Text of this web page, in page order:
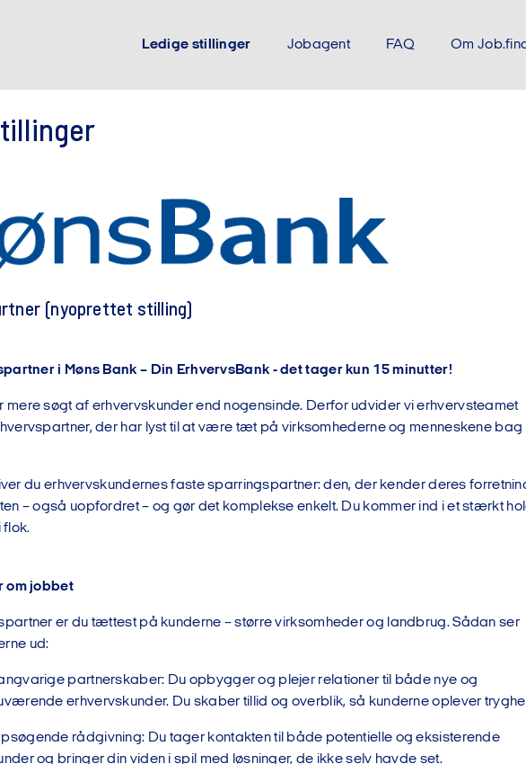
Ledige stillinger Jobagent FAQ Om
(nyoprettet stilling)
i Møns Bank – Din ErhvervsBank - det tager kun 15 minutter!
mere søgt af erhvervskunder end nogensinde. Derfor udvider vi erhvervsteamet
der har lyst til at være tæt på virksomhederne og menneskene bag
du erhvervskundernes faste sparringspartner: den, der kender deres
– også uopfordret – og gør det komplekse enkelt. Du kommer ind i et stærkt
flok.
om jobbet
er du tættest på kunderne – større virksomheder og landbrug. Sådan ser
ud:
partnerskaber: Du opbygger og plejer relationer til både nye og
erhvervskunder. Du skaber tillid og overblik, så kunderne oplever
rådgivning: Du tager kontakten til både potentielle og eksisterende
og bringer din viden i spil med løsninger, de ikke selv havde set.